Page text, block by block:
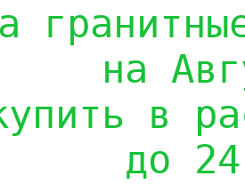
на
в
до